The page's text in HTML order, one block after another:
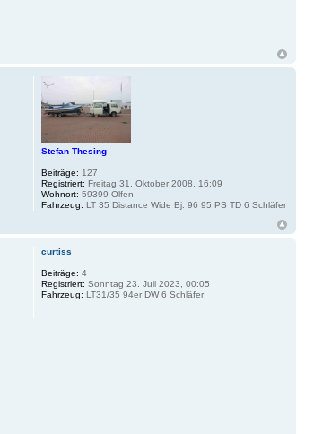
Stefan Thesing
Beiträge: 127
Registriert: Freitag 31. Oktober 2008, 16:09
Wohnort: 59399 Olfen
Fahrzeug: LT 35 Distance Wide Bj. 96 95 PS TD 6 Schläfer
curtiss
Beiträge: 4
Registriert: Sonntag 23. Juli 2023, 00:05
Fahrzeug: LT31/35 94er DW 6 Schläfer